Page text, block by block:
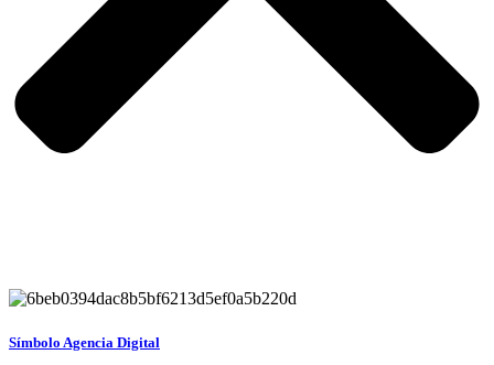
Símbolo Agencia Digital